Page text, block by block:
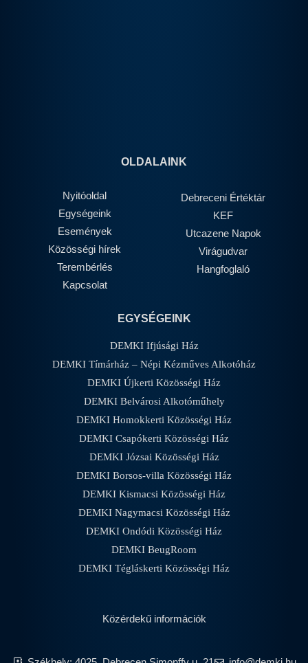
OLDALAINK
Nyitóoldal
Egységeink
Események
Közösségi hírek
Terembérlés
Kapcsolat
Debreceni Értéktár
KEF
Utcazene Napok
Virágudvar
Hangfoglaló
EGYSÉGEINK
DEMKI Ifjúsági Ház
DEMKI Tímárház – Népi Kézműves Alkotóház
DEMKI Újkerti Közösségi Ház
DEMKI Belvárosi Alkotóműhely
DEMKI Homokkerti Közösségi Ház
DEMKI Csapókerti Közösségi Ház
DEMKI Józsai Közösségi Ház
DEMKI Borsos-villa Közösségi Ház
DEMKI Kismacsi Közösségi Ház
DEMKI Nagymacsi Közösségi Ház
DEMKI Ondódi Közösségi Ház
DEMKI BeugRoom
DEMKI Tégláskerti Közösségi Ház
Közérdekű információk